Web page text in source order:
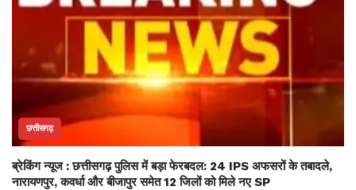
छत्तीसगढ़
ब्रेकिंग न्यूज : छत्तीसगढ़ पुलिस में बड़ा फेरबदल: 24 IPS अफसरों के तबादले,
नारायणपुर, कवर्धा और बीजापुर समेत 12 जिलों को मिले नए SP